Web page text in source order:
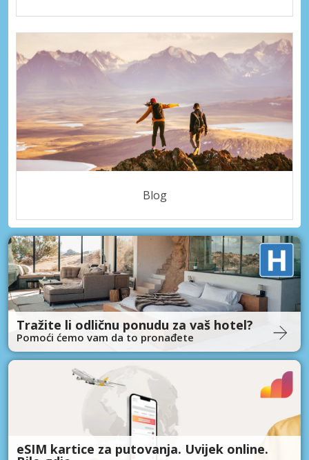
Blog
Tražite li odličnu ponudu za vaš hotel?
Pomoći ćemo vam da to pronađete
eSIM kartice za putovanja. Uvijek online.